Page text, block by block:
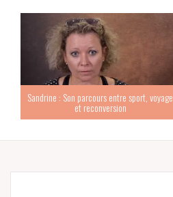
Sandrine : Son parcours entre sport, voyage
et reconversion